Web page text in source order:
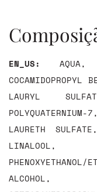
EN_US:
AQUA,
COCAMIDOPROPYL
LAURYL
LAURETH
LINALOOL,
PHENOXYETHANOL/
ALCOHOL,